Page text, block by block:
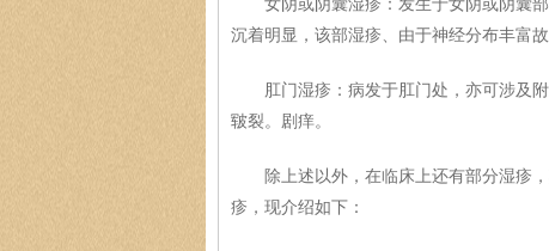
沉着明显，该部湿疹、由于神经分布丰富故
肛门湿疹：病发于肛门处，亦可涉及附
皲裂。剧痒。
除上述以外，在临床上还有部分湿疹，
疹，现介绍如下：